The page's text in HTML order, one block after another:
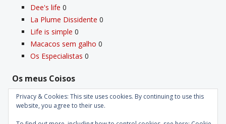
Dee's life 0
La Plume Dissidente 0
Life is simple 0
Macacos sem galho 0
Os Especialistas 0
Os meus Coisos
Deus0
Velho Coiso0
Privacy & Cookies: This site uses cookies. By continuing to use this
website, you agree to their use.